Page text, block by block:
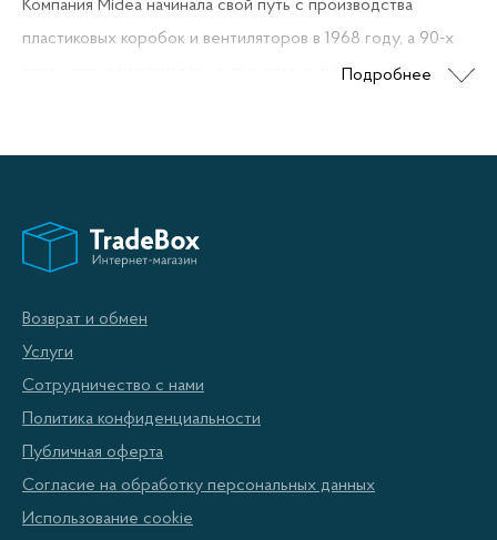
Подробнее
Компания Midea начинала свой путь с производства
пластиковых коробок и вентиляторов в 1968 году, а 90-х
годах серьезно занялась выпуском кондиционеров и
такие технологии как интеграция генератора кислорода в
бытовые кондиционеры, выпуск vrf и чиллер систем
Возврат и обмен
Услуги
Сотрудничество с нами
Политика конфиденциальности
Публичная оферта
Согласие на обработку персональных данных
Использование cookie